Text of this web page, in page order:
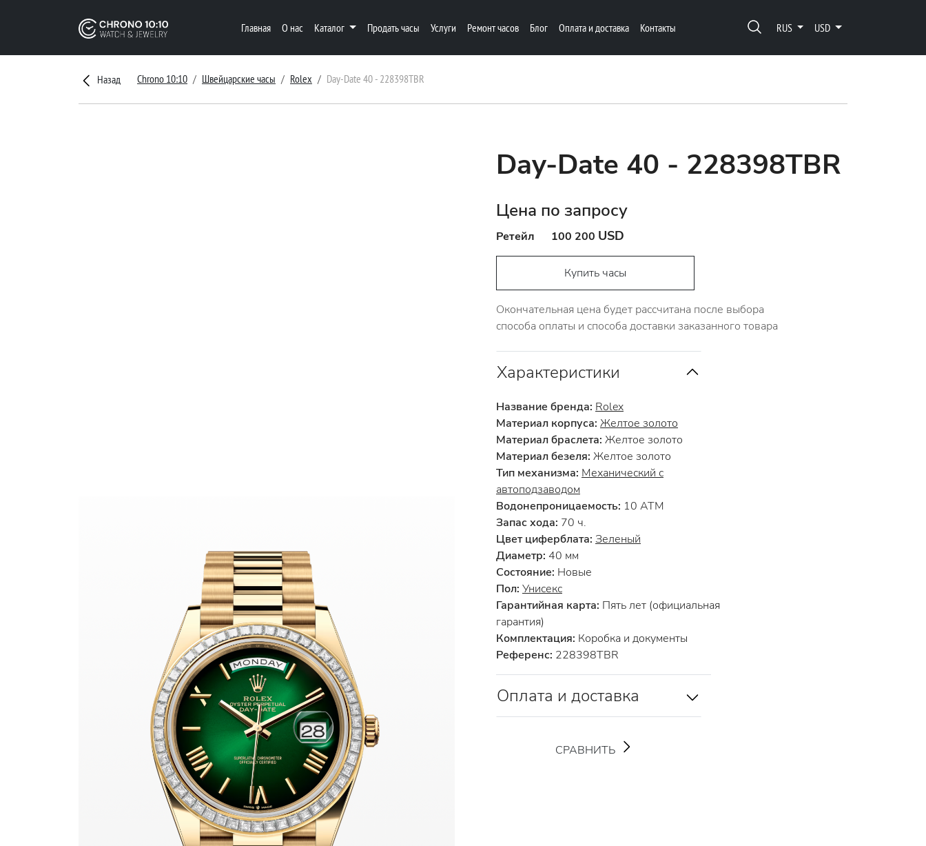
Главная О нас Каталог Продать часы Услуги Ремонт часов Блог Оплата и доставка Контакты RUS USD
Назад Chrono 10:10 Швейцарские часы Rolex Day-Date 40 - 228398TBR
Day-Date 40 - 228398TBR
Цена по запросу
Ретейл 100 200 USD
Купить часы
Окончательная цена будет рассчитана после выбора
способа оплаты и способа доставки заказанного товара
Характеристики
Название бренда: Rolex
Материал корпуса: Желтое золото
Материал браслета: Желтое золото
Материал безеля: Желтое золото
Тип механизма: Механический с
автоподзаводом
Водонепроницаемость: 10 АТМ
Запас хода: 70 ч.
Цвет циферблата: Зеленый
Диаметр: 40 мм
Состояние: Новые
Пол: Унисекс
Гарантийная карта: Пять лет (официальная
гарантия)
Комплектация: Коробка и документы
Референс: 228398TBR
Оплата и доставка
СРАВНИТЬ